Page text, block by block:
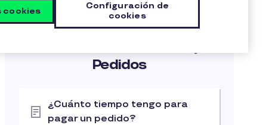
Artículos relacionados
Pedidos
¿Cuánto tiempo tengo para
pagar un pedido?
Configuración de
cookies
cookies